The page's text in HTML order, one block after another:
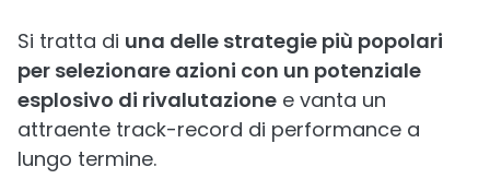
Si tratta di una delle strategie più popolari
per selezionare azioni con un potenziale
esplosivo di rivalutazione e vanta un
attraente track-record di performance a
lungo termine.